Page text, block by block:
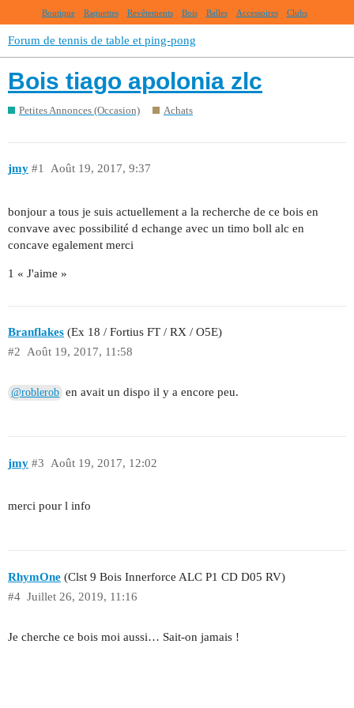
Boutique Raquettes Revêtements Bois Balles Accessoires Clubs
Forum de tennis de table et ping-pong
Bois tiago apolonia zlc
Petites Annonces (Occasion) Achats
jmy Août 19, 2017, 9:37
#1
bonjour a tous je suis actuellement a la recherche de ce bois en
convave avec possibilité d echange avec un timo boll alc en
concave egalement merci
1 « J'aime »
Branflakes (Ex 18 / Fortius FT / RX / O5E)
Août 19, 2017, 11:58
#2
@roblerob en avait un dispo il y a encore peu.
jmy Août 19, 2017, 12:02
#3
merci pour l info
RhymOne (Clst 9 Bois Innerforce ALC P1 CD D05 RV)
Juillet 26, 2019, 11:16
#4
Je cherche ce bois moi aussi… Sait-on jamais !